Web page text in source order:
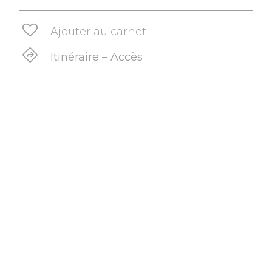
Ajouter au carnet
Itinéraire – Accès